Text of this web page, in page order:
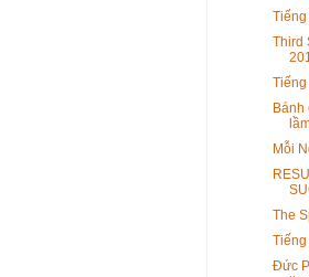
Tiếng
Third
Tiếng
Bánh
Mỗi
The
Tiếng
Đức